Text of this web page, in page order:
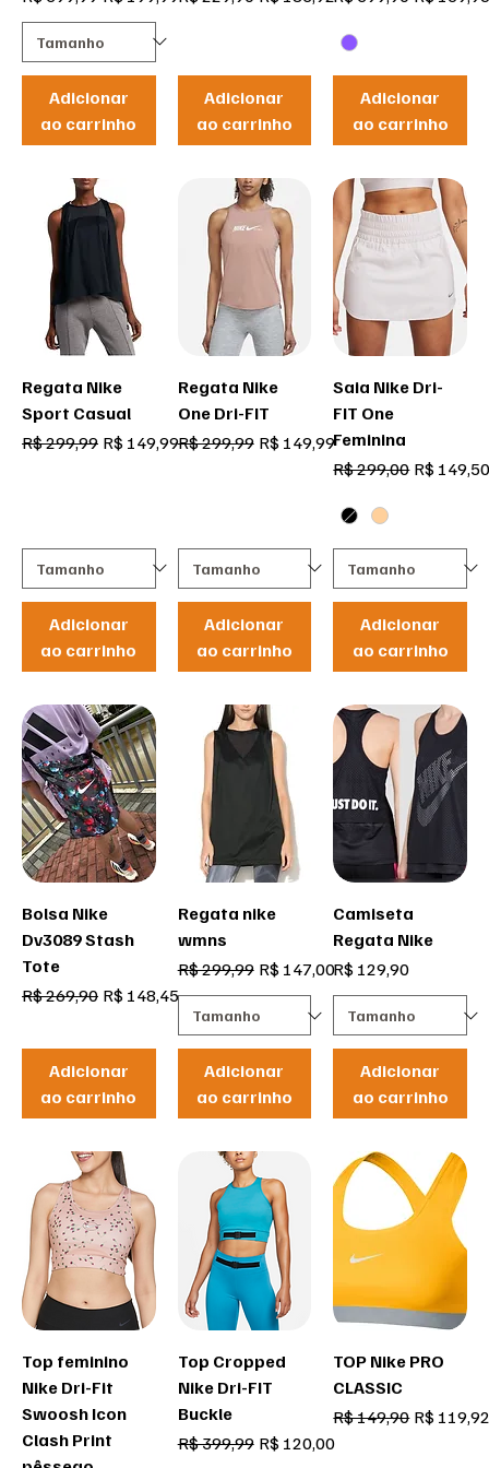
Adicionar
ao carrinho
Adicionar
ao carrinho
Adicionar
ao carrinho
Regata Nike
Sport Casual
Preço normal
R$ 299,99 Preço promocional
R$ 149,99
Adicionar
ao carrinho
Regata Nike
One Dri-FIT
Preço normal
R$ 299,99 Preço promocional
R$ 149,99
Adicionar
ao carrinho
Saia Nike Dri-
FIT One
Feminina
Preço normal
R$ 299,00 Preço
R$
Adicionar
ao carrinho
Bolsa Nike
Dv3089 Stash
Tote
Preço normal
R$ 269,90 Preço promocional
R$ 148,45
Adicionar
ao carrinho
Regata nike
wmns
Preço normal
R$ 299,99 Preço promocional
R$ 147,00
Adicionar
ao carrinho
Camiseta
Regata Nike
Preço
R$ 129,90
Adicionar
ao carrinho
Top feminino
Nike Dri-Fit
Swoosh Icon
Clash Print
Top Cropped
Nike Dri-FIT
Buckle
Preço normal
R$ 399,99 Preço promocional
R$ 120,00
TOP Nike PRO
CLASSIC
Preço normal
R$ 149,90 Preço
R$